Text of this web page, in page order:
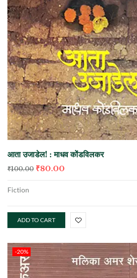
आता उजाडेल! : माधव कोंडविलकर
₹100.00 ₹80.00
Fiction
ADD TO CART
-20%